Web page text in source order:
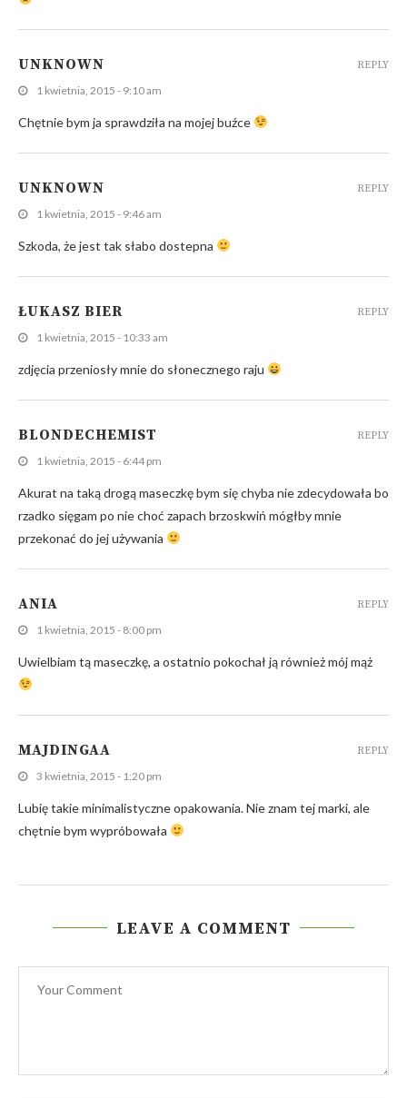
UNKNOWN
1 kwietnia, 2015 - 9:10 am
Chętnie bym ja sprawdziła na mojej buźce
REPLY
UNKNOWN
1 kwietnia, 2015 - 9:46 am
Szkoda, że jest tak słabo dostepna
REPLY
ŁUKASZ BIER
1 kwietnia, 2015 - 10:33 am
zdjęcia przeniosły mnie do słonecznego raju
REPLY
BLONDECHEMIST
1 kwietnia, 2015 - 6:44 pm
Akurat na taką drogą maseczkę bym się chyba nie zdecydowała bo
rzadko sięgam po nie choć zapach brzoskwiń mógłby mnie
przekonać do jej używania
REPLY
ANIA
1 kwietnia, 2015 - 8:00 pm
Uwielbiam tą maseczkę, a ostatnio pokochał ją również mój mąż
REPLY
MAJDINGAA
3 kwietnia, 2015 - 1:20 pm
Lubię takie minimalistyczne opakowania. Nie znam tej marki, ale
chętnie bym wypróbowała
REPLY
LEAVE A COMMENT